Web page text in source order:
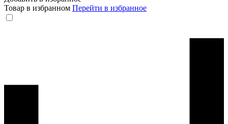
Товар в избранном Перейти в избранное